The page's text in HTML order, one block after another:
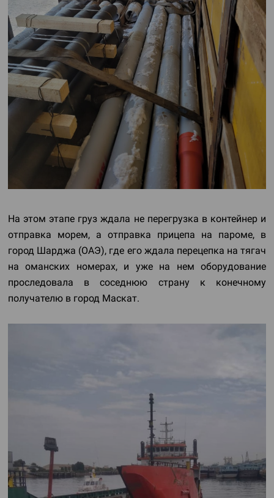
На этом этапе груз ждала не перегрузка в контейнер и
отправка морем, а отправка прицепа на пароме, в
город Шарджа (ОАЭ), где его ждала перецепка на тягач
на оманских номерах, и уже на нем оборудование
проследовала в соседнюю страну к конечному
получателю в город Маскат.